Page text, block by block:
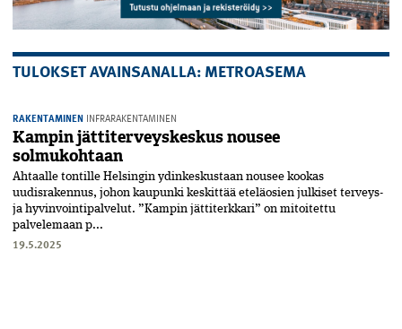
TULOKSET AVAINSANALLA: METROASEMA
RAKENTAMINEN INFRARAKENTAMINEN
Kampin jättiterveyskeskus nousee
solmukohtaan
Ahtaalle tontille Helsingin ydinkeskustaan nousee kookas
uudisrakennus, johon kaupunki keskittää eteläosien julkiset terveys-
ja hyvinvointipalvelut. ”Kampin jättiterkkari” on mitoitettu
palvelemaan p...
19.5.2025